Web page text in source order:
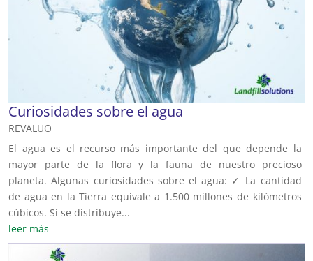
Curiosidades sobre el agua
REVALUO
El agua es el recurso más importante del que depende la
mayor parte de la flora y la fauna de nuestro precioso
planeta. Algunas curiosidades sobre el agua: ✓ La cantidad
de agua en la Tierra equivale a 1.500 millones de kilómetros
cúbicos. Si se distribuye...
leer más